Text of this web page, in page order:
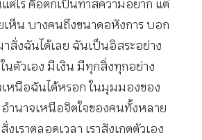
ต่ไร คือตกเป็นทาสความอยาก แต่
ยเห็น บางคนถึงขนาดอหังการ บอก
สั่งฉันได้เลย ฉันเป็นอิสระอย่าง
นตัวเอง มีเงิน มีทุกสิ่งทุกอย่าง
เหนือฉันได้หรอก ในมุมมองของ
นาจเหนือจิตใจของคนทั้งหลาย
ราตลอดเวลา เราสังเกตตัวเอง